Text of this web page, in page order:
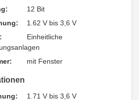
12 Bit
1.62 V bis 3,6 V
Einheitliche
mit Fenster
1.71 V bis 3,6 V